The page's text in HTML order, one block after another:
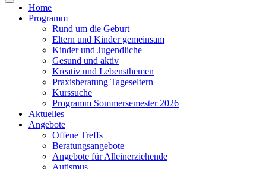
Toggle
navigation
Home
Programm
Rund um die Geburt
Eltern und Kinder gemeinsam
Kinder und Jugendliche
Gesund und aktiv
Kreativ und Lebensthemen
Praxisberatung Tageseltern
Kurssuche
Programm Sommersemester 2026
Aktuelles
Angebote
Offene Treffs
Beratungsangebote
Angebote für Alleinerziehende
Autismus